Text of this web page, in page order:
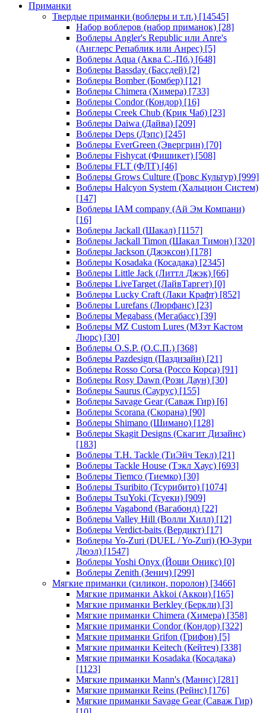
Приманки
Твердые приманки (воблеры и т.п.) [14545]
Набор воблеров (набор приманок) [28]
Воблеры Angler's Republic или Anre's
(Англерс Репаблик или Анрес) [5]
Воблеры Aqua (Аква С.-Пб.) [648]
Воблеры Bassday (Бассдей) [2]
Воблеры Bomber (Бомбер) [12]
Воблеры Chimera (Химера) [733]
Воблеры Condor (Кондор) [16]
Воблеры Creek Chub (Крик Чаб) [23]
Воблеры Daiwa (Дайва) [209]
Воблеры Deps (Дэпс) [245]
Воблеры EverGreen (Эвергрин) [70]
Воблеры Fishycat (Фишикет) [508]
Воблеры FLT (ФЛТ) [46]
Воблеры Grows Culture (Гровс Культур) [999]
Воблеры Halcyon System (Хальцион Систем)
[147]
Воблеры IAM company (Ай Эм Компани)
[16]
Воблеры Jackall (Шакал) [1157]
Воблеры Jackall Timon (Шакал Тимон) [320]
Воблеры Jackson (Джэксон) [178]
Воблеры Kosadaka (Косадака) [2345]
Воблеры Little Jack (Литтл Джэк) [66]
Воблеры LiveTarget (ЛайвТаргет) [0]
Воблеры Lucky Craft (Лаки Крафт) [852]
Воблеры Lurefans (Люрфанс) [23]
Воблеры Megabass (Мегабасс) [39]
Воблеры MZ Custom Lures (МЗэт Кастом
Люрс) [30]
Воблеры O.S.P. (О.С.П.) [368]
Воблеры Pazdesign (Паздизайн) [21]
Воблеры Rosso Corsa (Россо Корса) [91]
Воблеры Rosy Dawn (Рози Даун) [30]
Воблеры Saurus (Саурус) [155]
Воблеры Savage Gear (Саваж Гир) [6]
Воблеры Scorana (Скорана) [90]
Воблеры Shimano (Шимано) [128]
Воблеры Skagit Designs (Скагит Дизайнс)
[183]
Воблеры T.H. Tackle (ТиЭйч Текл) [21]
Воблеры Tackle House (Тэкл Хаус) [693]
Воблеры Tiemco (Тиемко) [30]
Воблеры Tsuribito (Тсурибито) [1074]
Воблеры TsuYoki (Тсуеки) [909]
Воблеры Vagabond (Вагабонд) [22]
Воблеры Valley Hill (Волли Хилл) [12]
Воблеры Verdict-baits (Вердикт) [17]
Воблеры Yo-Zuri (DUEL / Yo-Zuri) (Ю-Зури
Дюэл) [1547]
Воблеры Yoshi Onyx (Йоши Оникс) [0]
Воблеры Zenith (Зенич) [299]
Мягкие приманки (силикон, поролон) [3466]
Мягкие приманки Akkoi (Аккои) [165]
Мягкие приманки Berkley (Беркли) [3]
Мягкие приманки Chimera (Химера) [358]
Мягкие приманки Condor (Кондор) [322]
Мягкие приманки Grifon (Грифон) [5]
Мягкие приманки Keitech (Кейтеч) [338]
Мягкие приманки Kosadaka (Косадака)
[1123]
Мягкие приманки Mann's (Маннс) [281]
Мягкие приманки Reins (Рейнс) [176]
Мягкие приманки Savage Gear (Саваж Гир)